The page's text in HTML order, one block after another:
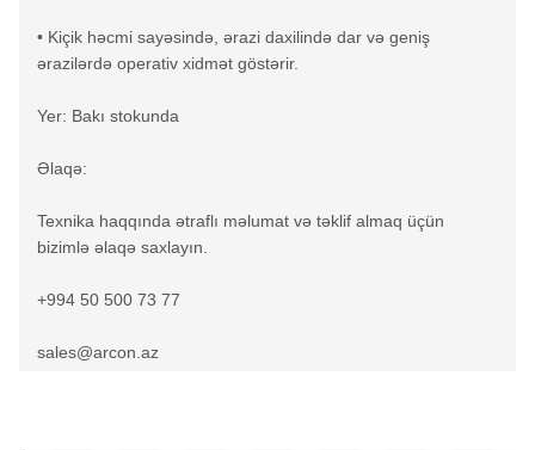
• Kiçik həcmi sayəsində, ərazi daxilində dar və geniş
ərazilərdə operativ xidmət göstərir.
Yer: Bakı stokunda
Əlaqə:
Texnika haqqında ətraflı məlumat və təklif almaq üçün
bizimlə əlaqə saxlayın.
+994 50 500 73 77
sales@arcon.az